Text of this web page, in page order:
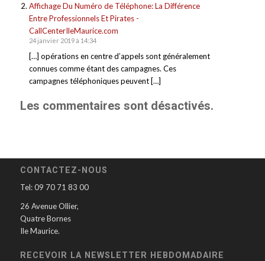
Affichage Du Numéro de Téléphone: La Différence
Entre Professionnels Et Pirates -
CallCenterIleMaurice.com
24 janvier 2019 à 14:34
[…] opérations en centre d’appels sont généralement
connues comme étant des campagnes. Ces
campagnes téléphoniques peuvent […]
Les commentaires sont désactivés.
CONTACTEZ-NOUS
Tel: 09 70 71 83 00
26 Avenue Ollier,
Quatre Bornes
Ile Maurice.
RECEVOIR LA NEWSLETTER HEBDOMADAIRE